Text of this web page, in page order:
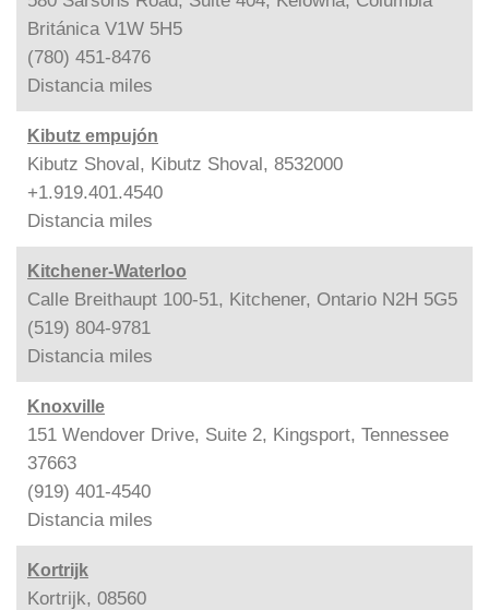
Británica V1W 5H5
(780) 451-8476
Distancia miles
Kibutz empujón
Kibutz Shoval, Kibutz Shoval, 8532000
+1.919.401.4540
Distancia miles
Kitchener-Waterloo
Calle Breithaupt 100-51, Kitchener, Ontario N2H 5G5
(519) 804-9781
Distancia miles
Knoxville
151 Wendover Drive, Suite 2, Kingsport, Tennessee
37663
(919) 401-4540
Distancia miles
Kortrijk
Kortrijk, 08560